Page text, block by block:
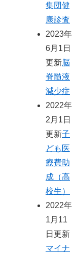
集団健
康診査
2023年
6月1日
更新脳
脊髄液
減少症
2022年
2月1日
更新子
ども医
療費助
成（高
校生）
2022年
1月11
日更新
マイナ